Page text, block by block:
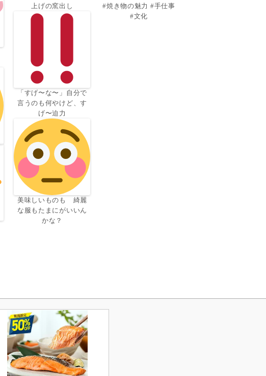
上げの窯出し
「すげ〜な〜」自分で
言うのも何やけど、す
げ〜迫力
美味しいものも 綺麗
な服もたまにがいいん
かな？
#焼き物の魅力 #手仕事
#文化